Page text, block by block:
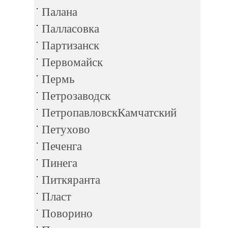
Палана
Палласовка
Партизанск
Первомайск
Пермь
Петрозаводск
ПетропавловскКамчатский
Петухово
Печенга
Пинега
Питкяранта
Пласт
Поворино